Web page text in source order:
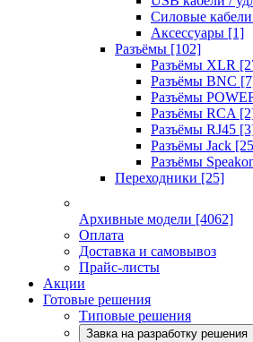
Силовые кабели
Аксессуары [1]
Разъёмы [102]
Разъёмы XLR
Разъёмы BNC
Разъёмы
Разъёмы RCA
Разъёмы RJ45
Разъёмы Jack
Разъёмы
Переходники [25]
Архивные модели [4062]
Оплата
Доставка и самовывоз
Прайс-листы
Акции
Готовые решения
Типовые решения
Завка на разработку решения